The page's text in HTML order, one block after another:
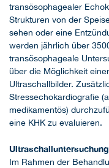
transösophagealer
Strukturen von der
sehen oder eine
werden jährlich über
transösophageale
über die Möglichkeit
Ultraschallbilder.
Stressechokardiografie
medikamentös)
eine KHK zu evaluieren.
Im Rahmen der